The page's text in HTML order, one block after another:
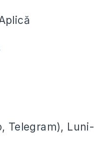
Telegram), Luni-